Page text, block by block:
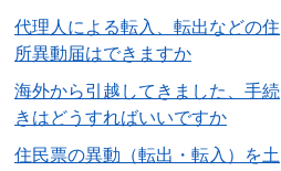
代理人による転入、転出などの住
所異動届はできますか
海外から引越してきました、手続
きはどうすればいいですか
住民票の異動（転出・転入）を土